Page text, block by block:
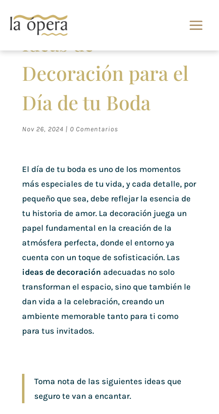
Ideas de
Decoración para el
Día de tu Boda
Nov 26, 2024 | 0 Comentarios
El día de tu boda es uno de los momentos
más especiales de tu vida, y cada detalle, por
pequeño que sea, debe reflejar la esencia de
tu historia de amor. La decoración juega un
papel fundamental en la creación de la
atmósfera perfecta, donde el entorno ya
cuenta con un toque de sofisticación. Las
ideas de decoración adecuadas no solo
transforman el espacio, sino que también le
dan vida a la celebración, creando un
ambiente memorable tanto para ti como
para tus invitados.
Toma nota de las siguientes ideas que
seguro te van a encantar.